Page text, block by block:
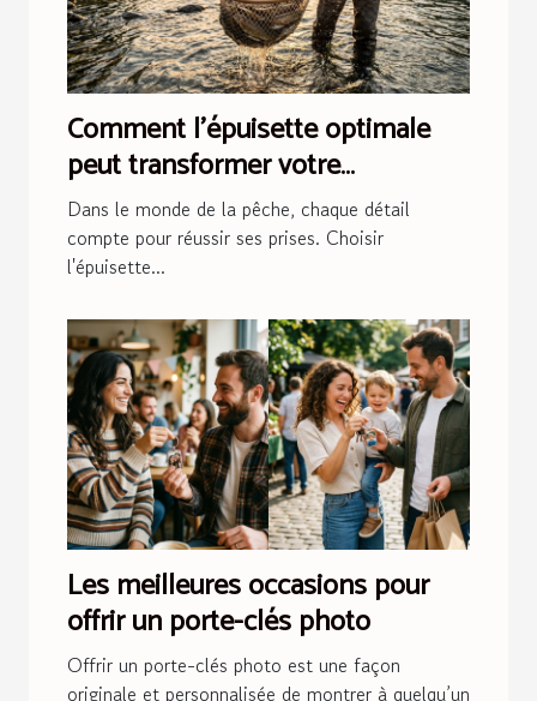
Comment l'épuisette optimale
peut transformer votre
expérience de pêche ?
Dans le monde de la pêche, chaque détail
compte pour réussir ses prises. Choisir
l'épuisette...
Les meilleures occasions pour
offrir un porte-clés photo
Offrir un porte-clés photo est une façon
originale et personnalisée de montrer à quelqu’un